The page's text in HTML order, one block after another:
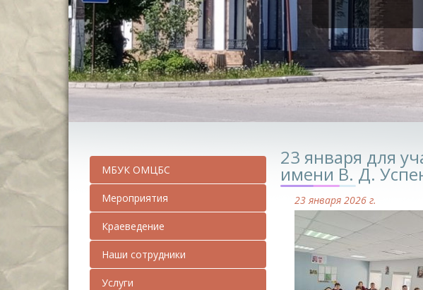
МБУК ОМЦБС
Мероприятия
Краеведение
Наши сотрудники
Услуги
23 января для
имени В. Д.
23 января 2026 г.